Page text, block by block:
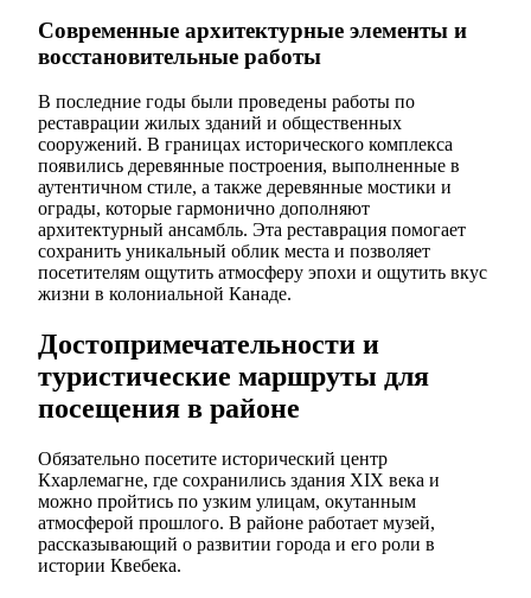
Современные архитектурные элементы и
восстановительные работы
В последние годы были проведены работы по
реставрации жилых зданий и общественных
сооружений. В границах исторического комплекса
появились деревянные построения, выполненные в
аутентичном стиле, а также деревянные мостики и
ограды, которые гармонично дополняют
архитектурный ансамбль. Эта реставрация помогает
сохранить уникальный облик места и позволяет
посетителям ощутить атмосферу эпохи и ощутить вкус
жизни в колониальной Канаде.
Достопримечательности и
туристические маршруты для
посещения в районе
Обязательно посетите исторический центр
Кхарлемагне, где сохранились здания XIX века и
можно пройтись по узким улицам, окутанным
атмосферой прошлого. В районе работает музей,
рассказывающий о развитии города и его роли в
истории Квебека.